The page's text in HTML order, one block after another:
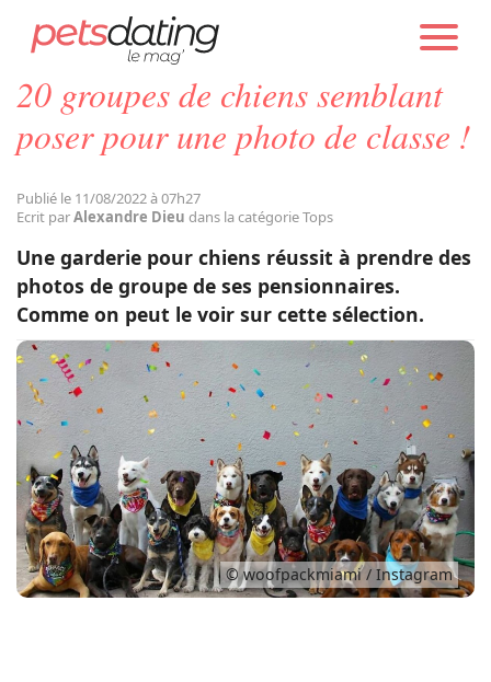
Chien
Faits Divers
Emotion
Tops
Sauvetages
Conso
PETS DATING ACTUALITÉS TOPS
20 groupes de chiens semblant
poser pour une photo de classe !
Publié le 11/08/2022 à 07h27
Ecrit parAlexandre Dieu dans la catégorie Tops
Une garderie pour chiens réussit à prendre des
photos de groupe de ses pensionnaires.
Comme on peut le voir sur cette sélection.
© woofpackmiami / Instagram